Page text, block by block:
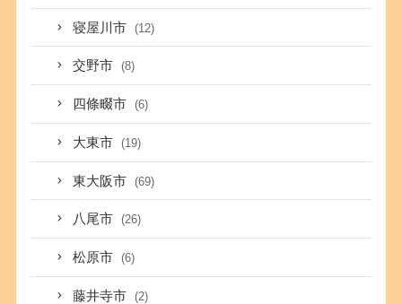
寝屋川市 (12)
交野市 (8)
四條畷市 (6)
大東市 (19)
東大阪市 (69)
八尾市 (26)
松原市 (6)
藤井寺市 (2)